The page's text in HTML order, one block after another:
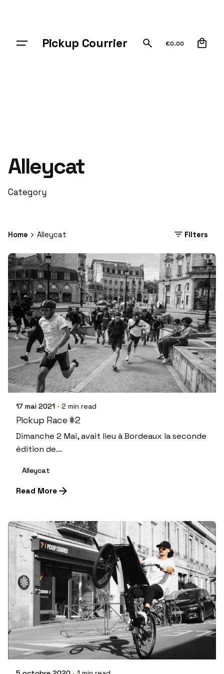
Pickup Courrier €0.00
Alleycat
Category
Home Alleycat Filters
17 mai 2021 2 min read
Pickup Race #2
Dimanche 2 Mai, avait lieu à Bordeaux la seconde
édition de...
Alleycat
Read More